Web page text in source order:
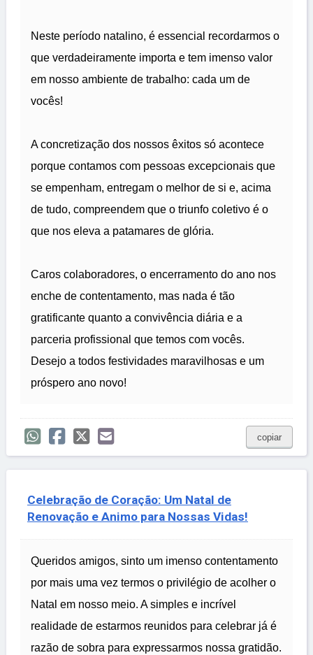
Neste período natalino, é essencial recordarmos o
que verdadeiramente importa e tem imenso valor
em nosso ambiente de trabalho: cada um de
vocês!
A concretização dos nossos êxitos só acontece
porque contamos com pessoas excepcionais que
se empenham, entregam o melhor de si e, acima
de tudo, compreendem que o triunfo coletivo é o
que nos eleva a patamares de glória.
Caros colaboradores, o encerramento do ano nos
enche de contentamento, mas nada é tão
gratificante quanto a convivência diária e a
parceria profissional que temos com vocês.
Desejo a todos festividades maravilhosas e um
próspero ano novo!
copiar
Celebração de Coração: Um Natal de
Renovação e Animo para Nossas Vidas!
Queridos amigos, sinto um imenso contentamento
por mais uma vez termos o privilégio de acolher o
Natal em nosso meio. A simples e incrível
realidade de estarmos reunidos para celebrar já é
razão de sobra para expressarmos nossa gratidão.